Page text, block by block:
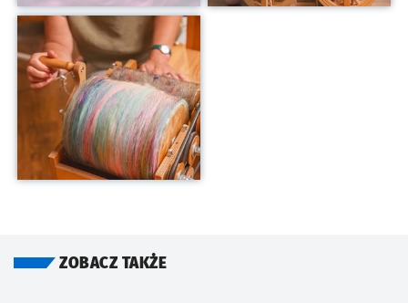
Kliknij, aby powiększyć
ZOBACZ TAKŻE